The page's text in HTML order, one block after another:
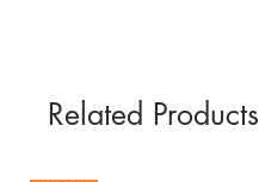
Related Products